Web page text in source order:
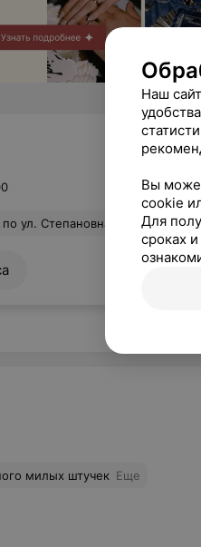
в магазин с чеком, через пять дней,заведующая магазином дала ясно понять что замены не будет. Поэтому
милых штучек Еще
Наш
Вы
cookie
Для
сроках